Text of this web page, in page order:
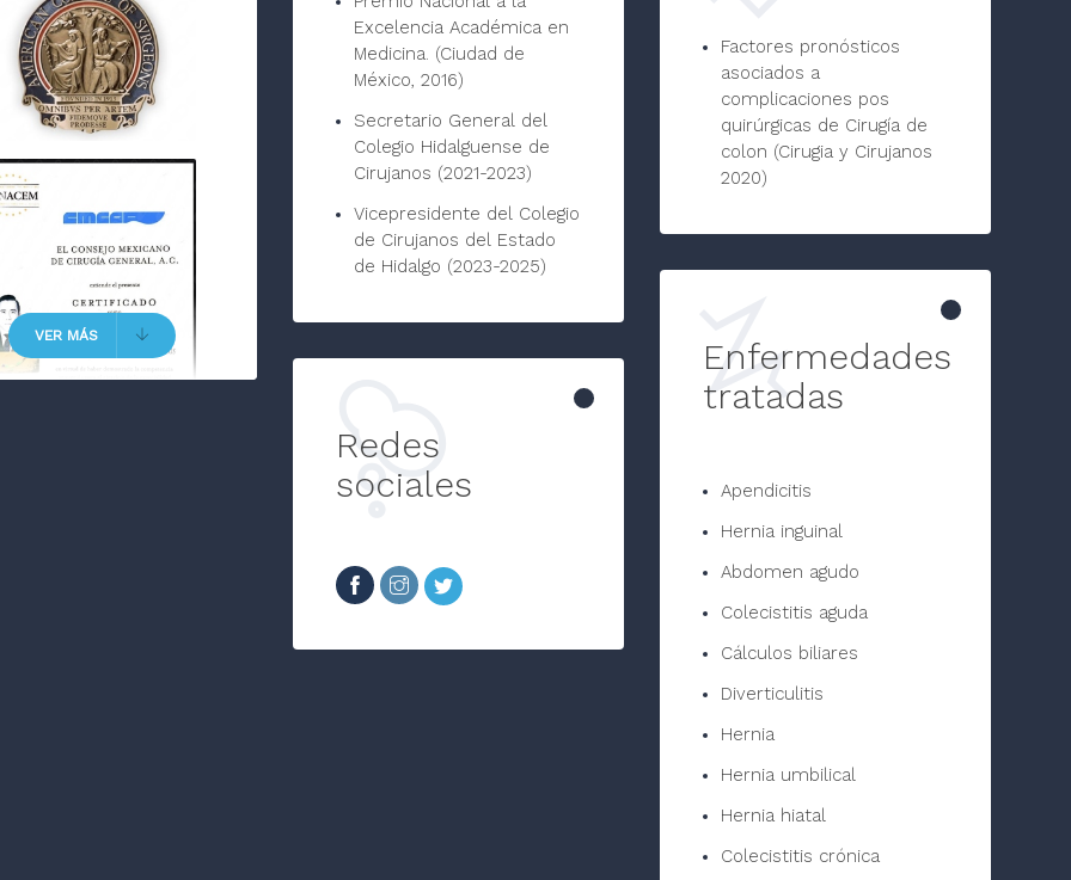
VER MÁS
Excelencia Académica en
Medicina. (Ciudad de
México, 2016)
Secretario General del
Colegio Hidalguense de
Cirujanos (2021-2023)
Vicepresidente del Colegio
de Cirujanos del Estado
de Hidalgo (2023-2025)
Factores pronósticos
asociados a
complicaciones pos
quirúrgicas de Cirugía de
colon (Cirugia y Cirujanos
2020)
Enfermedades
tratadas
Apendicitis
Hernia inguinal
Abdomen agudo
Colecistitis aguda
Cálculos biliares
Diverticulitis
Hernia
Hernia umbilical
Hernia hiatal
Colecistitis crónica
Redes
sociales